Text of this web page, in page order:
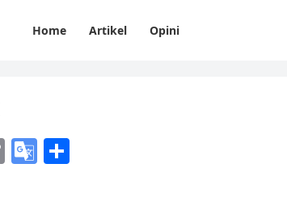
Home Artikel Opini
C G